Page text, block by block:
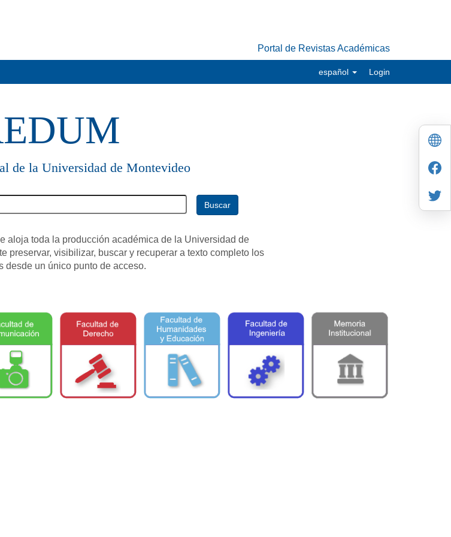
Portal de Revistas Académicas
español Login
de la Universidad de Montevideo
Buscar
aloja toda la producción académica de la Universidad de
preservar, visibilizar, buscar y recuperar a texto completo los
desde un único punto de acceso.